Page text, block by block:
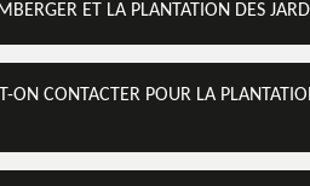
ET LA PLANTATION DES
ON CONTACTER POUR LA